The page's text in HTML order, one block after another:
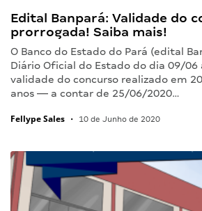
Edital Banpará: Validade do
prorrogada! Saiba mais!
O Banco do Estado do Pará (edital
Diário Oficial do Estado do dia 09/06
validade do concurso realizado em
anos — a contar de 25/06/2020…
Fellype Sales • 10 de Junho de 2020